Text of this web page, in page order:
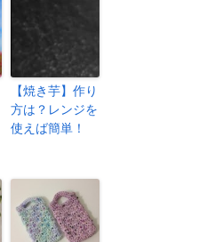
【焼き芋】作り
方は？レンジを
使えば簡単！